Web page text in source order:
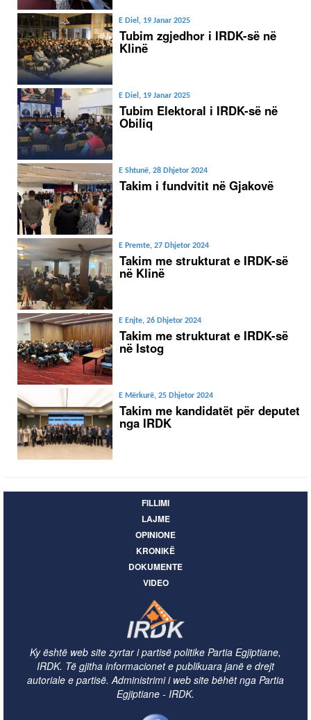
E Diel, 19 Janar 2025
Tubim zgjedhor i IRDK-së në
Klinë
E Diel, 19 Janar 2025
Tubim Elektoral i IRDK-së në
Obiliq
E Shtunë, 28 Dhjetor 2024
Takim i fundvitit në Gjakovë
E Premte, 27 Dhjetor 2024
Takim me strukturat e IRDK-së
në Klinë
E Enjte, 26 Dhjetor 2024
Takim me strukturat e IRDK-së
në Istog
E Mërkurë, 25 Dhjetor 2024
Takim me kandidatët për deputet
nga IRDK
FILLIMI
LAJME
OPINIONE
KRONIKË
DOKUMENTE
VIDEO
Ky është web site zyrtar i partisë politike Partia Egjiptiane,
IRDK. Të gjitha informacionet e publikuara janë e drejt
autoriale e partisë. Administrimi i web site bëhët nga Partia
Egjiptiane - IRDK.